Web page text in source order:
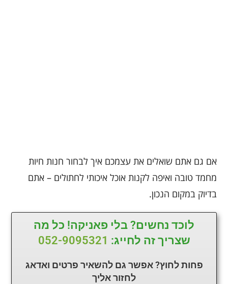
אם גם אתם שואלים את עצמכם איך לבחור חנות חיות
מחמד טובה ואיפה לקנות אוכל איכותי לחתולים – אתם
בדיוק במקום הנכון.
לוכד נחשים? בלי פאניקה! כל מה
שצריך זה לחייג: 052-9095321
פחות לחוץ? אפשר גם להשאיר פרטים ואדאג
לחזוראליך